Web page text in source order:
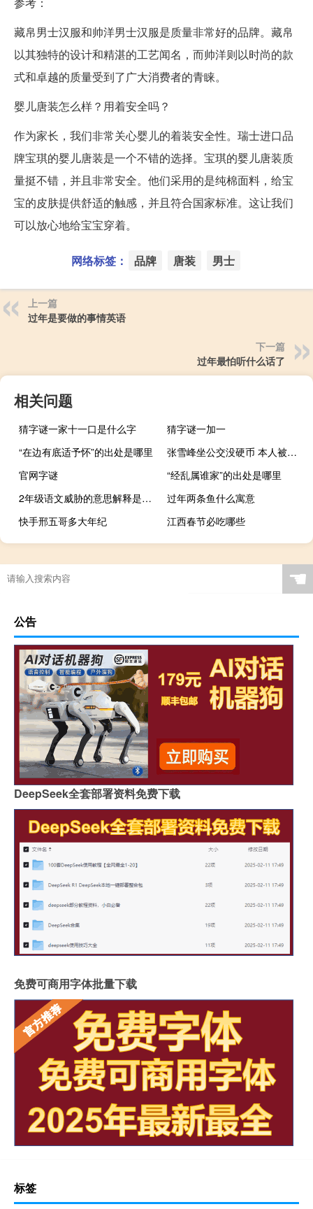
藏帛男士汉服和帅洋男士汉服是质量非常好的品牌。藏帛
以其独特的设计和精湛的工艺闻名，而帅洋则以时尚的款
式和卓越的质量受到了广大消费者的青睐。
婴儿唐装怎么样？用着安全吗？
作为家长，我们非常关心婴儿的着装安全性。瑞士进口品
牌宝琪的婴儿唐装是一个不错的选择。宝琪的婴儿唐装质
量挺不错，并且非常安全。他们采用的是纯棉面料，给宝
宝的皮肤提供舒适的触感，并且符合国家标准。这让我们
可以放心地给宝宝穿着。
网络标签： 品牌 唐装 男士
上一篇
过年是要做的事情英语
下一篇
过年最怕听什么话了
相关问题
猜字谜一家十一口是什么字
猜字谜一加一
“在边有底适予怀”的出处是哪里
张雪峰坐公交没硬币 本人被科普：华为手机交通卡超方便
官网字谜
“经乱属谁家”的出处是哪里
2年级语文威胁的意思解释是什么
过年两条鱼什么寓意
快手邢五哥多大年纪
江西春节必吃哪些
☚
公告
DeepSeek全套部署资料免费下载
免费可商用字体批量下载
标签